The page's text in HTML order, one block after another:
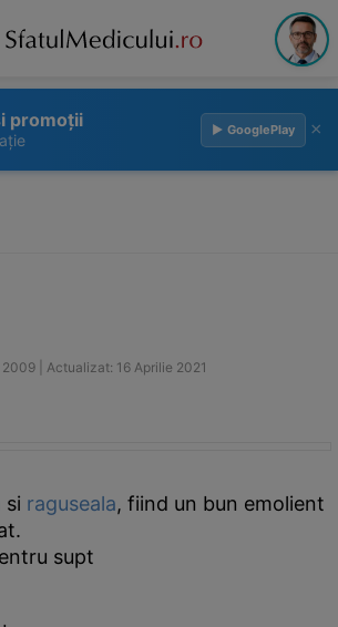
promoții ▶ GooglePlay ×
| Actualizat: 16 Aprilie 2021
si raguseala, fiind un bun emolient
supt